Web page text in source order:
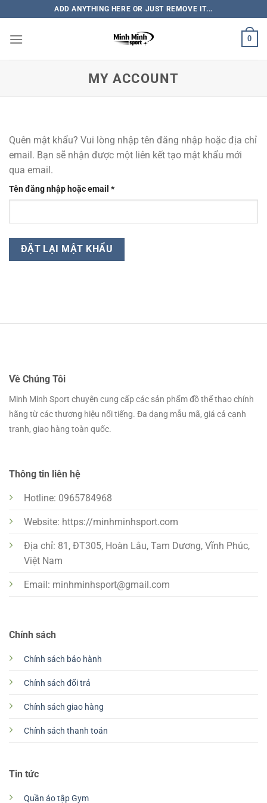
qua
nội
ADD ANYTHING HERE OR JUST REMOVE IT...
0
MY ACCOUNT
Quên mật khẩu? Vui lòng nhập tên đăng nhập hoặc địa chỉ
email. Bạn sẽ nhận được một liên kết tạo mật khẩu mới
qua email.
Tên đăng nhập hoặc email *Bắt
buộc
ĐẶT LẠI MẬT KHẨU
Về Chúng Tôi
Minh Minh Sport chuyên cung cấp các sản phẩm đồ thể thao chính
hãng từ các thương hiệu nổi tiếng. Đa dạng mẫu mã, giá cả cạnh
tranh, giao hàng toàn quốc.
Chính sách
Chính sách bảo hành
Chính sách đổi trả
Chính sách giao hàng
Chính sách thanh toán
Tin tức
Quần áo tập Gym
Thông tin liên hệ
Hotline: 0965784968
Website: https://minhminhsport.com
Địa chỉ: 81, ĐT305, Hoàn Lâu, Tam Dương, Vĩnh Phúc,
Việt Nam
Email: minhminhsport@gmail.com